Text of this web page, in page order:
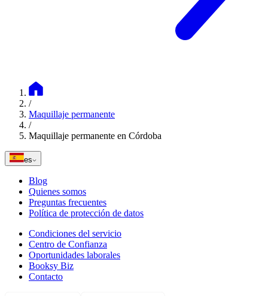
/
Maquillaje permanente
/
Maquillaje permanente en Córdoba
es
Blog
Quienes somos
Preguntas frecuentes
Política de protección de datos
Condiciones del servicio
Centro de Confianza
Oportunidades laborales
Booksy Biz
Contacto